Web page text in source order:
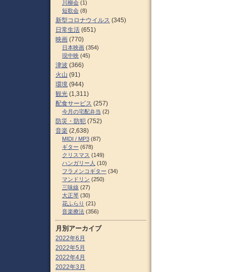
川柳会 (1)
短歌会 (8)
新型コロナウイルス (345)
日常生活 (651)
映画 (770)
日本映画 (354)
現中映 (45)
津波 (366)
火山 (91)
環境 (944)
観光 (1,311)
配食サービス (257)
今月の宅配弁当 (2)
防災・防犯 (752)
音楽 (2,638)
MIDI / MP3 (87)
ギター (678)
クリスマス (149)
ハンガリー人 (10)
フラメンコギター (34)
マンドリン (250)
三味線 (27)
大正琴 (30)
花ふらり (21)
音楽療法 (356)
月別アーカイブ
2022年6月
2022年5月
2022年4月
2022年3月